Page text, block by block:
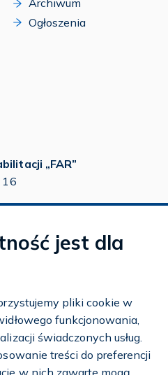
Archiwum
Ogłoszenia
„FAR”
16
jest dla
pliki cookie w
funkcjonowania,
świadczonych usług.
treści do preferencji
w nich zawarte mogą